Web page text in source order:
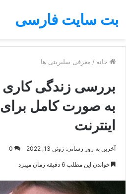
بت سایت فارسی
خانه / معرفی سلبریتی ها
بررسی زندگی
به صورت کامل برای
اینترنت
آخرین به روز رسانی: ژوئن 13, 2022 0
خواندن این مطلب 6 دقیقه زمان میبرد